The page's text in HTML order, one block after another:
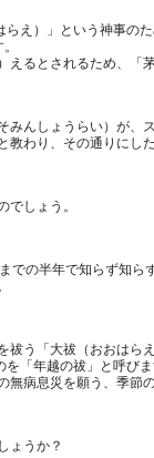
え）」という神事の
みんしょうらい）が、
での半年で知らず知ら
祓う「大祓（おおはら
「年越の祓」と呼び